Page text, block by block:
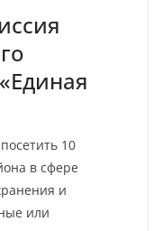
10
в сфере
и
или